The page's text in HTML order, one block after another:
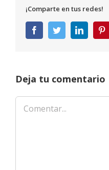
¡Comparte en tus redes!
FacebookTwitterLinkedIn
Deja tu comentario
Comentar